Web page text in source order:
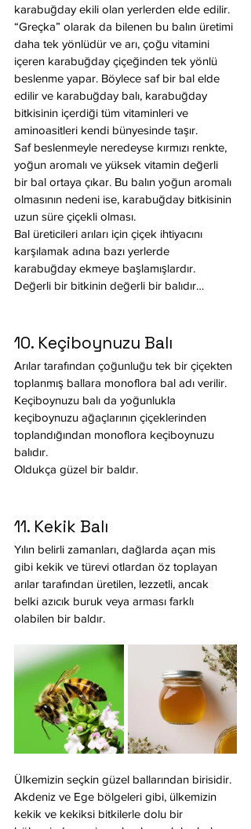
karabuğday ekili olan yerlerden elde edilir.
“Greçka” olarak da bilenen bu balın üretimi
daha tek yönlüdür ve arı, çoğu vitamini
içeren karabuğday çiçeğinden tek yönlü
beslenme yapar. Böylece saf bir bal elde
edilir ve karabuğday balı, karabuğday
bitkisinin içerdiği tüm vitaminleri ve
aminoasitleri kendi bünyesinde taşır.
Saf beslenmeyle neredeyse kırmızı renkte,
yoğun aromalı ve yüksek vitamin değerli
bir bal ortaya çıkar. Bu balın yoğun aromalı
olmasının nedeni ise, karabuğday bitkisinin
uzun süre çiçekli olması.
Bal üreticileri arıları için çiçek ihtiyacını
karşılamak adına bazı yerlerde
karabuğday ekmeye başlamışlardır.
Değerli bir bitkinin değerli bir balıdır…
10. Keçiboynuzu Balı
Arılar tarafından çoğunluğu tek bir çiçekten
toplanmış ballara monoflora bal adı verilir.
Keçiboynuzu balı da yoğunlukla
keçiboynuzu ağaçlarının çiçeklerinden
toplandığından monoflora keçiboynuzu
balıdır.
Oldukça güzel bir baldır.
11. Kekik Balı
Yılın belirli zamanları, dağlarda açan mis
gibi kekik ve türevi otlardan öz toplayan
arılar tarafından üretilen, lezzetli, ancak
belki azıcık buruk veya arması farklı
olabilen bir baldır.
Ülkemizin seçkin güzel ballarından birisidir.
Akdeniz ve Ege bölgeleri gibi, ülkemizin
kekik ve kekiksi bitkilerle dolu bir